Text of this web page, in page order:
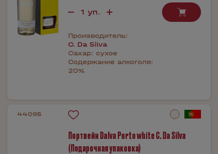
Производитель:
C. Da Silva
Сахар: сухое
Содержание алкоголя:
20%
44095
Портвейн Dalva Porto white C. Da Silva
(Подарочная упаковка)